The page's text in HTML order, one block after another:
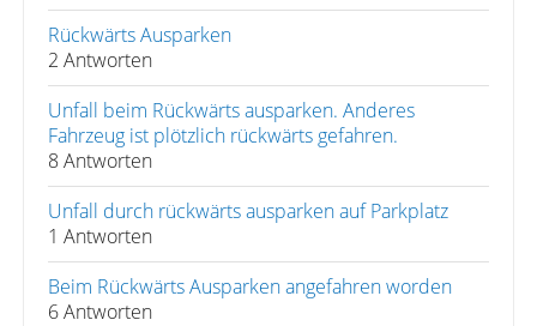
Rückwärts Ausparken
2 Antworten
Unfall beim Rückwärts ausparken. Anderes
Fahrzeug ist plötzlich rückwärts gefahren.
8 Antworten
Unfall durch rückwärts ausparken auf Parkplatz
1 Antworten
Beim Rückwärts Ausparken angefahren worden
6 Antworten